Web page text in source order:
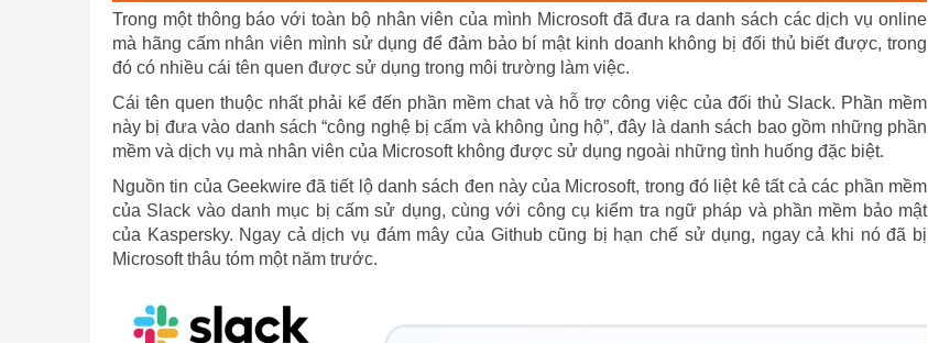
Trong một thông báo với toàn bộ nhân viên của mình Microsoft đã đưa ra danh sách các dịch vụ online
mà hãng cấm nhân viên mình sử dụng để đảm bảo bí mật kinh doanh không bị đối thủ biết được, trong
đó có nhiều cái tên quen được sử dụng trong môi trường làm việc.
Cái tên quen thuộc nhất phải kể đến phần mềm chat và hỗ trợ công việc của đối thủ Slack. Phần mềm
này bị đưa vào danh sách “công nghệ bị cấm và không ủng hộ”, đây là danh sách bao gồm những phần
mềm và dịch vụ mà nhân viên của Microsoft không được sử dụng ngoài những tình huống đặc biệt.
Nguồn tin của Geekwire đã tiết lộ danh sách đen này của Microsoft, trong đó liệt kê tất cả các phần mềm
của Slack vào danh mục bị cấm sử dụng, cùng với công cụ kiểm tra ngữ pháp và phần mềm bảo mật
của Kaspersky. Ngay cả dịch vụ đám mây của Github cũng bị hạn chế sử dụng, ngay cả khi nó đã bị
Microsoft thâu tóm một năm trước.